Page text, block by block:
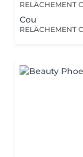
Cou